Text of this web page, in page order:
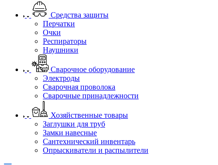
Средства защиты
Перчатки
Очки
Респираторы
Наушники
Сварочное оборудование
Электроды
Сварочная проволока
Сварочные принадлежности
Хозяйственные товары
Заглушки для труб
Замки навесные
Сантехнический инвентарь
Опрыскиватели и распылители